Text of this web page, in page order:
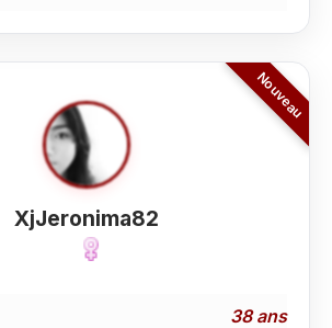
XjJeronima82
38 ans